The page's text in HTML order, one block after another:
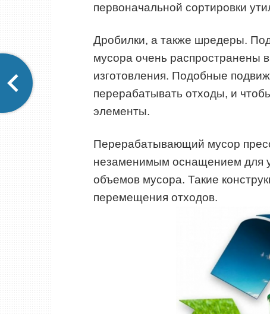
первоначальной сортировки
Дробилки, а также шредеры.
мусора очень распространены
изготовления. Подобные
перерабатывать отходы, и
элементы.
Перерабатывающий мусор
незаменимым оснащением для
объемов мусора. Такие
перемещения отходов.